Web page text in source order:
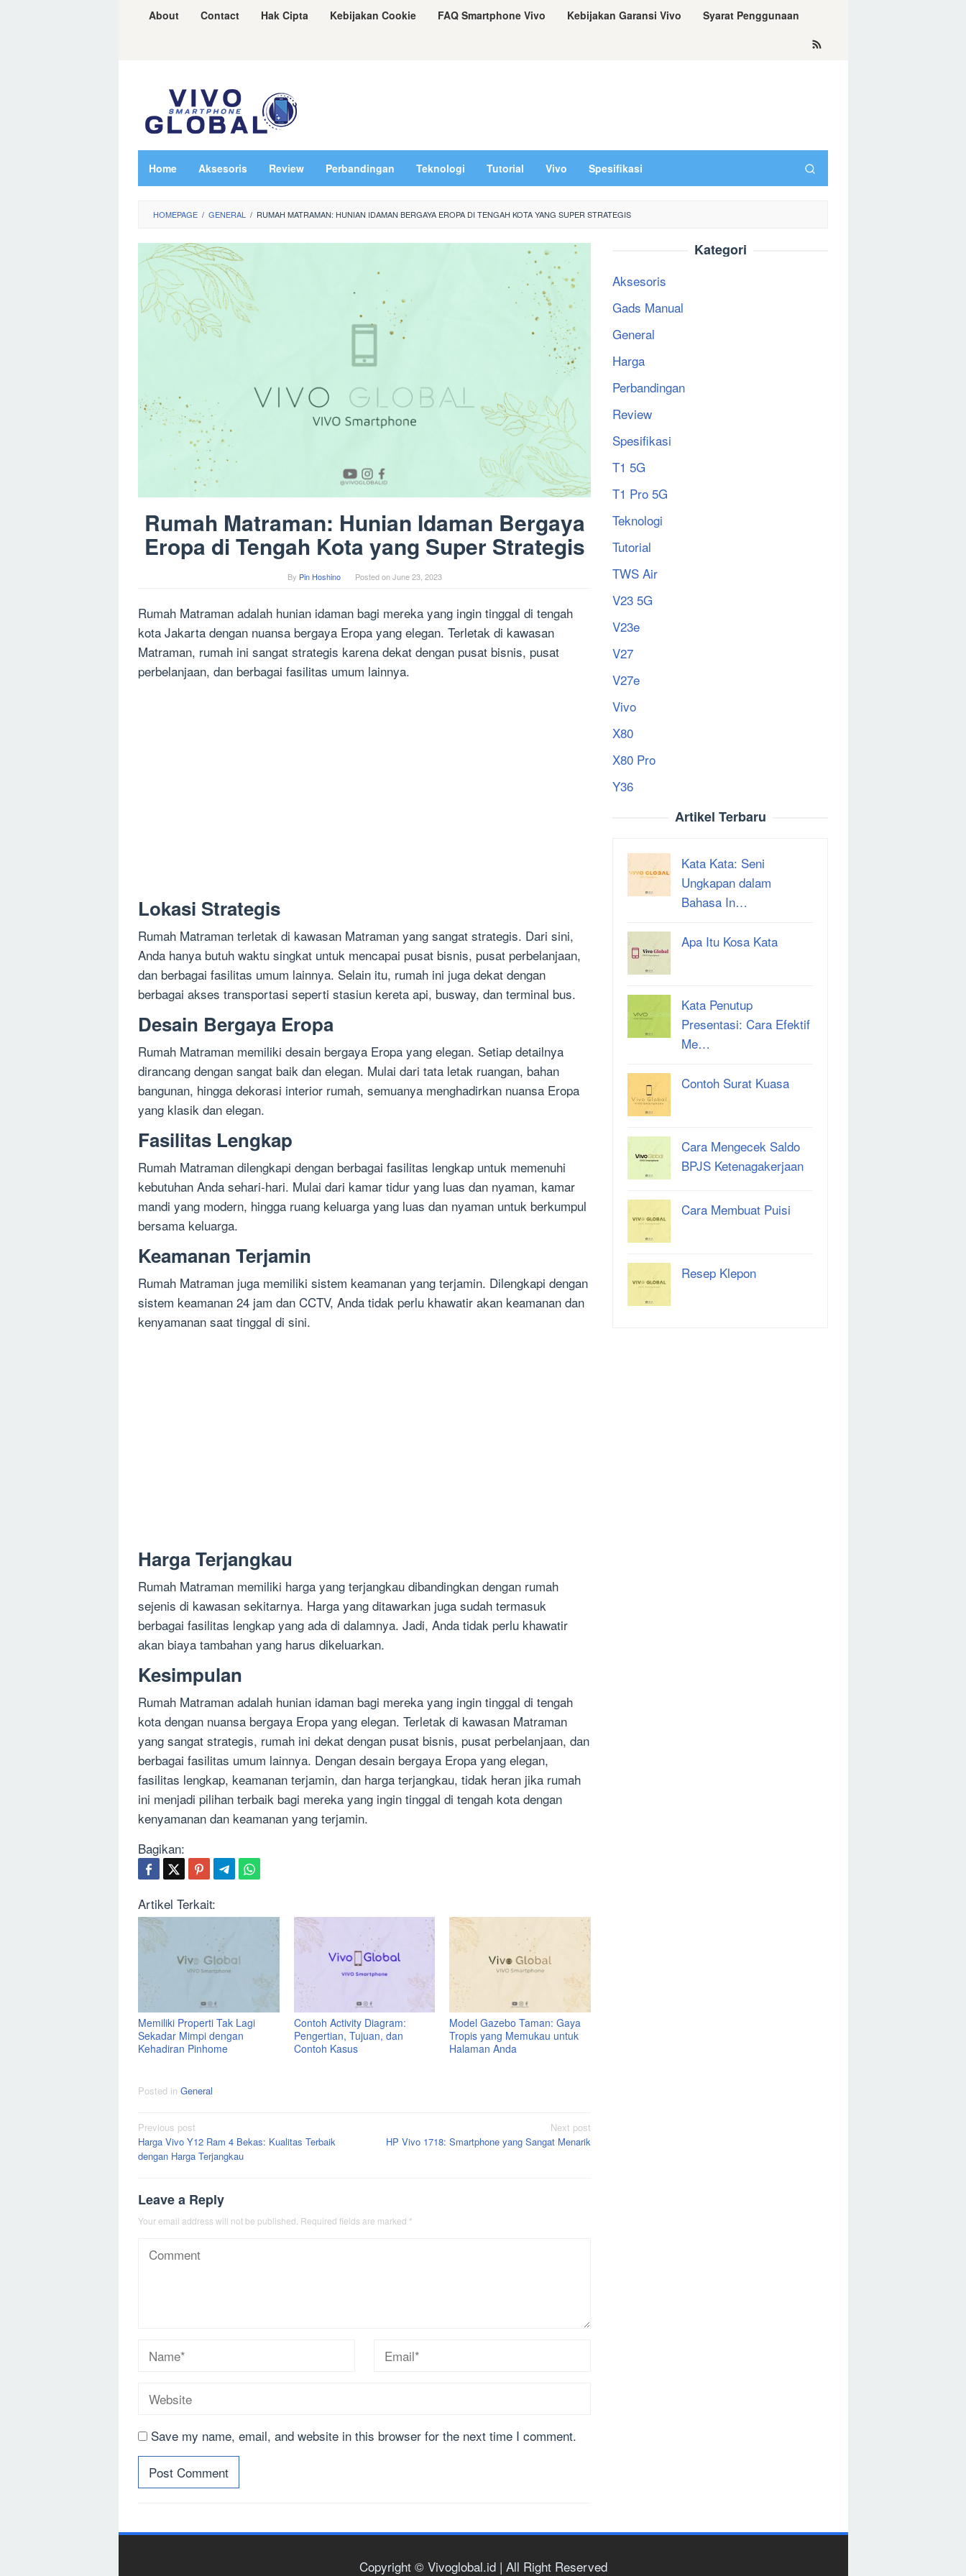
About Contact Hak Cipta Kebijakan Cookie FAQ Smartphone Vivo Kebijakan Garansi Vivo Syarat Penggunaan
Home Aksesoris Review Perbandingan Teknologi Tutorial Vivo Spesifikasi
HOMEPAGE / GENERAL / RUMAH MATRAMAN: HUNIAN IDAMAN BERGAYA EROPA DI TENGAH KOTA YANG SUPER STRATEGIS
Rumah Matraman: Hunian Idaman Bergaya
Eropa di Tengah Kota yang Super Strategis
By Pin Hoshino Posted onJune 23, 2023
Rumah Matraman adalah hunian idaman bagi mereka yang ingin tinggal di tengah
kota Jakarta dengan nuansa bergaya Eropa yang elegan. Terletak di kawasan
Matraman, rumah ini sangat strategis karena dekat dengan pusat bisnis, pusat
perbelanjaan, dan berbagai fasilitas umum lainnya.
Lokasi Strategis
Rumah Matraman terletak di kawasan Matraman yang sangat strategis. Dari sini,
Anda hanya butuh waktu singkat untuk mencapai pusat bisnis, pusat perbelanjaan,
dan berbagai fasilitas umum lainnya. Selain itu, rumah ini juga dekat dengan
berbagai akses transportasi seperti stasiun kereta api, busway, dan terminal bus.
Desain Bergaya Eropa
Rumah Matraman memiliki desain bergaya Eropa yang elegan. Setiap detailnya
dirancang dengan sangat baik dan elegan. Mulai dari tata letak ruangan, bahan
bangunan, hingga dekorasi interior rumah, semuanya menghadirkan nuansa Eropa
yang klasik dan elegan.
Fasilitas Lengkap
Rumah Matraman dilengkapi dengan berbagai fasilitas lengkap untuk memenuhi
kebutuhan Anda sehari-hari. Mulai dari kamar tidur yang luas dan nyaman, kamar
mandi yang modern, hingga ruang keluarga yang luas dan nyaman untuk berkumpul
bersama keluarga.
Keamanan Terjamin
Rumah Matraman juga memiliki sistem keamanan yang terjamin. Dilengkapi dengan
sistem keamanan 24 jam dan CCTV, Anda tidak perlu khawatir akan keamanan dan
kenyamanan saat tinggal di sini.
Harga Terjangkau
Rumah Matraman memiliki harga yang terjangkau dibandingkan dengan rumah
sejenis di kawasan sekitarnya. Harga yang ditawarkan juga sudah termasuk
berbagai fasilitas lengkap yang ada di dalamnya. Jadi, Anda tidak perlu khawatir
akan biaya tambahan yang harus dikeluarkan.
Kesimpulan
Rumah Matraman adalah hunian idaman bagi mereka yang ingin tinggal di tengah
kota dengan nuansa bergaya Eropa yang elegan. Terletak di kawasan Matraman
yang sangat strategis, rumah ini dekat dengan pusat bisnis, pusat perbelanjaan, dan
berbagai fasilitas umum lainnya. Dengan desain bergaya Eropa yang elegan,
fasilitas lengkap, keamanan terjamin, dan harga terjangkau, tidak heran jika rumah
ini menjadi pilihan terbaik bagi mereka yang ingin tinggal di tengah kota dengan
kenyamanan dan keamanan yang terjamin.
Bagikan:
Artikel Terkait:
Memiliki Properti Tak Lagi
Sekadar Mimpi dengan
Kehadiran Pinhome
Contoh Activity Diagram:
Pengertian, Tujuan, dan
Contoh Kasus
Model Gazebo Taman: Gaya
Tropis yang Memukau untuk
Halaman Anda
Posted in General
Post
navigation
Previous post
Harga Vivo Y12 Ram 4 Bekas: Kualitas Terbaik
dengan Harga Terjangkau
Next post
HP Vivo 1718: Smartphone yang Sangat Menarik
Leave a Reply
Your email address will not be published. Required fields are marked *
Save my name, email, and website in this browser for the next time I comment.
Kategori
Aksesoris
Gads Manual
General
Harga
Perbandingan
Review
Spesifikasi
T1 5G
T1 Pro 5G
Teknologi
Tutorial
TWS Air
V23 5G
V23e
V27
V27e
Vivo
X80
X80 Pro
Y36
Artikel Terbaru
Kata Kata: Seni
Ungkapan dalam
Bahasa In…
Apa Itu Kosa Kata
Kata Penutup
Presentasi: Cara Efektif
Me…
Contoh Surat Kuasa
Cara Mengecek Saldo
BPJS Ketenagakerjaan
Cara Membuat Puisi
Resep Klepon
Copyright © Vivoglobal.id | All Right Reserved